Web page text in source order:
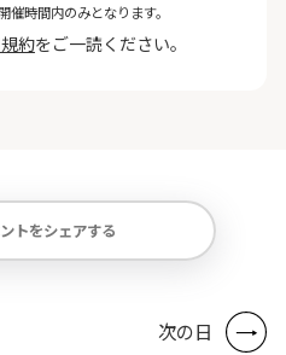
時間内のみとなります。
約をご一読ください。
トをシェアする
次の日